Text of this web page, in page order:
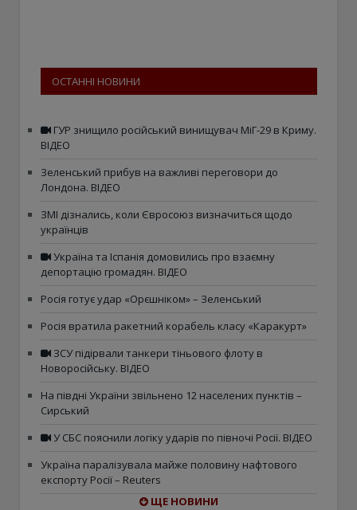
ОСТАННІ НОВИНИ
ГУР знищило російський винищувач МіГ-29 в Криму.
ВІДЕО
Зеленський прибув на важливі переговори до
Лондона. ВІДЕО
ЗМІ дізнались, коли Євросоюз визначиться щодо
українців
Україна та Іспанія домовились про взаємну
депортацію громадян. ВІДЕО
Росія готує удар «Орєшніком» – Зеленський
Росія вратила ракетний корабель класу «Каракурт»
ЗСУ підірвали танкери тіньового флоту в
Новоросійську. ВІДЕО
На півдні України звільнено 12 населених пунктів –
Сирський
У СБС пояснили логіку ударів по півночі Росії. ВІДЕО
Україна паралізувала майже половину нафтового
експорту Росії – Reuters
ЩЕ НОВИНИ